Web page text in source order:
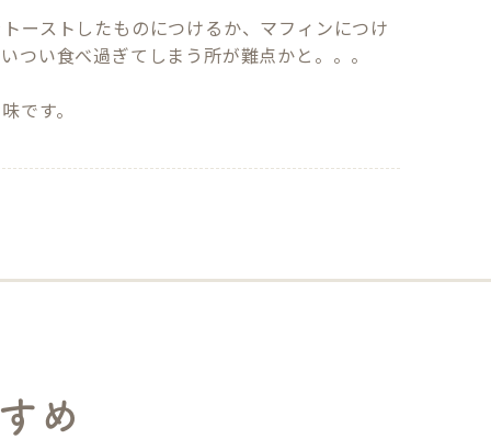
ーストしたものにつけるか、マフィンにつけ
つい食べ過ぎてしまう所が難点かと。。。
です。
め